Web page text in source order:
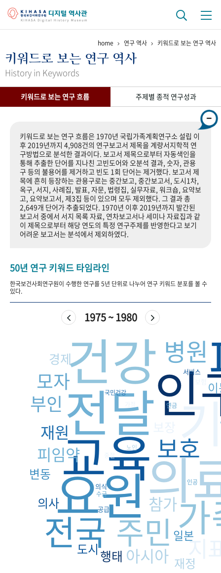
걸어온 길 기관 변천사 역대 기관장
연구 역사
기록물 아카이브
사진 아카이브 문서 기록물 행정박물 영상 기록물
+1주년 기념
성과 50선 숫자로 보는 50년 50+1주년 광장
세계와 함께 한 KIHASA
VR 역사관
home 연구 역사 키워드로 보는 연구 역사
키워드로 보는 연구 역사
History in Keywords
키워드로 보는 연구 흐름 주제별 종적 연구성과
키워드로 보는 연구 흐름은 1970년 국립가족계획연구소 설립 이
후 2019년까지 4,908건의 연구보고서 제목을 계량서지학적 연
구방법으로 분석한 결과이다. 보고서 제목으로부터 자동색인을
통해 추출한 단어를 지나친 고빈도어와 오분석 결과, 숫자, 관용
구 등의 불용어를 제거하고 빈도 1회 단어는 제거했다. 보고서 제
목에 흔히 등장하는 관용구로는 중간보고, 중간보고서, 도시1차,
옥구, 서지, 사례집, 발표, 자문, 법령집, 실무자료, 워크숍, 요약보
고, 요약보고서, 제3집 등이 있으며 모두 제외했다. 그 결과 총
2,649개 단어가 추출되었다. 1970년 이후 2019년까지 발간된
보고서 중에서 서지 목록 자료, 연차보고서나 세미나 자료집과 같
이 제목으로부터 해당 연도의 특정 연구주제를 반영한다고 보기
어려운 보고서는 분석에서 제외하였다.
50년 연구 키워드 타임라인
한국보건사회연구원이 수행한 연구를 5년 단위로 나누어 연구 키워드 분포를 볼 수
있다.
1975 ~ 1980
인
의
전달
건강
교육
요원
전국 주민
병원
보호
지
모자
부인
아시아
참가
피임약
재원
경제
행태
변동
재정
도시
의사
일본
서비스
공급
의식
연금
노인
국민건강
수급
인공
중절